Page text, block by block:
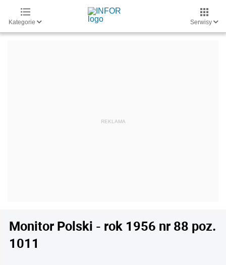
Kategorie Serwisy
Monitor Polski - rok 1956 nr 88 poz.
1011